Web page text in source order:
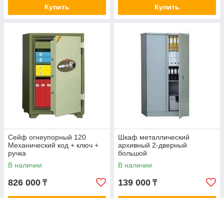
Купить Купить
Сейф огнеупорный 120
Механический код + ключ +
ручка
В наличии
826 000 ₸
Шкаф металлический
архивный 2-дверный
большой
В наличии
139 000 ₸